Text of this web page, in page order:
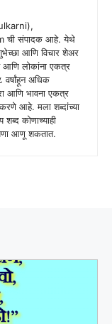
ची संपादक आहे. येथे
आणि विचार शेअर
आणि लोकांना एकत्र
अधिक
आणि भावना एकत्र
आहे. मला शब्दांच्या
कोणाच्याही
आणू शकतात.